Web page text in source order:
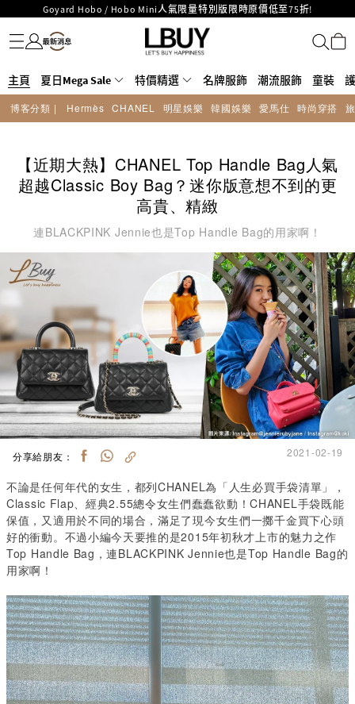
LBuy呈獻 - Hermès 及 Chanel 手袋及首飾原價低至6折，立即入手!
LBuy Nintendo Switch / Nintendo Switch 2 正規商品零售店登陸MOKO 4樓
426號舖！
MOKO 1樓175號鋪旗艦店特設名牌Hermès、CHANEL及LV專區！
購物滿HKD500即享免運費！
LBuy獲香港知識產權署頒發2026《正版正貨承諾》商標
LBuy MEGA SALE 精選名牌手袋及小皮具低至6折
名牌服飾
潮流服飾
童裝
護膚美妝
香水香薰
個人護理
母嬰護理
遊戲及精品玩具
文儀用品
家居生活
電子產品
美食
醫藥保健
運動與戶外用品
主頁 夏日Mega Sale 特價精選 名牌服飾 潮流服飾 童裝
博客分類 | Hermès CHANEL 明星娛樂 韓國娛樂 愛馬仕 時尚穿搭
【近期大熱】CHANEL Top Handle Bag人氣
超越Classic Boy Bag？迷你版意想不到的更
高貴、精緻
連BLACKPINK Jennie也是Top Handle Bag的用家啊！
分享給朋友： 2021-02-19
不論是任何年代的女生，都列CHANEL為「人生必買手袋清單」，
Classic Flap、經典2.55總令女生們蠢蠢欲動！CHANEL手袋既能
保值，又適用於不同的場合，滿足了現今女生們一擲千金買下心頭
好的衝動。不過小編今天要推的是2015年初秋才上市的魅力之作
Top Handle Bag，連BLACKPINK Jennie也是Top Handle Bag的
用家啊！